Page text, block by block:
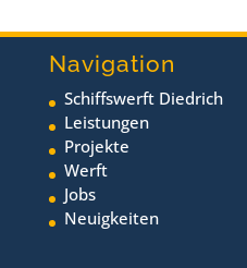
Navigation
Schiffswerft Diedrich
Leistungen
Projekte
Werft
Jobs
Neuigkeiten